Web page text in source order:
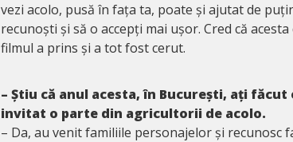
vezi acolo, pusă în fața ta, poate și ajutat de
recunoști și să o accepți mai ușor. Cred că
filmul a prins și a tot fost cerut.
– Știu că anul acesta, în București, ați
invitat o parte din agricultorii de acolo.
– Da, au venit familiile personajelor și recunosc